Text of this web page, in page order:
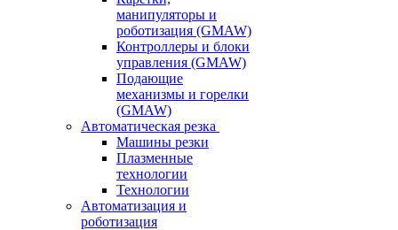
манипуляторы и
роботизация (GMAW)
Контроллеры и блоки
управления (GMAW)
Подающие
механизмы и горелки
(GMAW)
Автоматическая резка
Машины резки
Плазменные
технологии
Технологии
Автоматизация и
роботизация